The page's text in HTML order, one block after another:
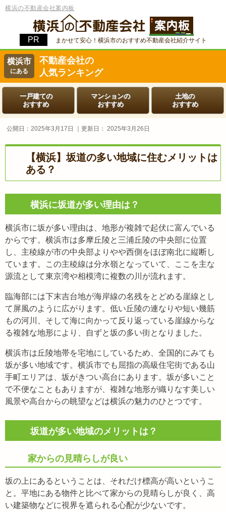
横浜の不動産会社案内板
まかせて安心！横浜市のおすすめ不動産会社紹介サイト
横浜市
にある
不動産会社の
人気ランキング
一戸建ての
おすすめ
マンションの
おすすめ
土地の
おすすめ
公開日：2025年3月17日 ｜更新日：2025年3月26日
【横浜】坂道の多い地域に住むメリットは
ある？
横浜に坂道が多い理由は？
横浜市に坂が多い理由は、地形が複雑で起伏に富んでいる
からです。横浜市は多摩丘陵と三浦丘陵の中央部に位置
し、主稜線が市の中央部よりやや西側をほぼ南北に縦断し
ています。この主稜線は分水嶺となっていて、ここを主な
源流として東京湾や相模湾に複数の川が流れます。
臨海部には下末吉台地が海岸線の名残をとどめる崖線とし
て屏風のように広がります。低い丘陵の連なりや短い幾筋
もの河川、そして海に向かって反り返っている崖線からな
る複雑な地形により、自ずと坂の多い街となりました。
横浜市は丘陵地帯を宅地にしているため、全国的にみても
坂が多い地域です。横浜市でも屈指の高級住宅街である山
手町エリアは、坂がきつい高台にあります。坂が多いこと
で不便なこともありますが、複雑な地形が織りなす美しい
風景や高台からの眺望などは横浜の魅力のひとつです。
坂道が多い地域のメリットは？
家からの見晴らしが良い
坂の上にあるということは、それだけ標高が高いというこ
と。平地にある物件と比べて家からの見晴らしが良く、高
い建築物などに視界を遮られる心配が少ないです。